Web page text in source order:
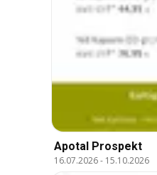
Apotal Prospekt
16.07.2026- 15.10.2026